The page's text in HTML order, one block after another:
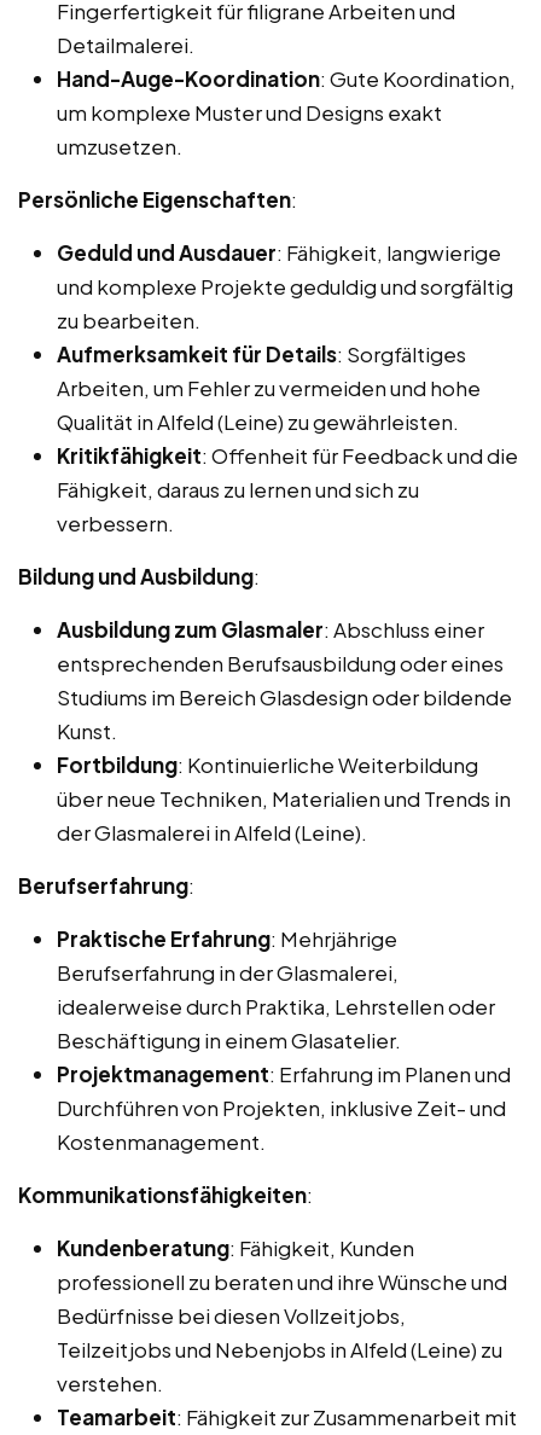
Fingerfertigkeit für filigrane Arbeiten und
Detailmalerei.
Hand-Auge-Koordination: Gute Koordination,
um komplexe Muster und Designs exakt
umzusetzen.
Persönliche Eigenschaften:
Geduld und Ausdauer: Fähigkeit, langwierige
und komplexe Projekte geduldig und sorgfältig
zu bearbeiten.
Aufmerksamkeit für Details: Sorgfältiges
Arbeiten, um Fehler zu vermeiden und hohe
Qualität in Alfeld (Leine) zu gewährleisten.
Kritikfähigkeit: Offenheit für Feedback und die
Fähigkeit, daraus zu lernen und sich zu
verbessern.
Bildung und Ausbildung:
Ausbildung zum Glasmaler: Abschluss einer
entsprechenden Berufsausbildung oder eines
Studiums im Bereich Glasdesign oder bildende
Kunst.
Fortbildung: Kontinuierliche Weiterbildung
über neue Techniken, Materialien und Trends in
der Glasmalerei in Alfeld (Leine).
Berufserfahrung:
Praktische Erfahrung: Mehrjährige
Berufserfahrung in der Glasmalerei,
idealerweise durch Praktika, Lehrstellen oder
Beschäftigung in einem Glasatelier.
Projektmanagement: Erfahrung im Planen und
Durchführen von Projekten, inklusive Zeit- und
Kostenmanagement.
Kommunikationsfähigkeiten:
Kundenberatung: Fähigkeit, Kunden
professionell zu beraten und ihre Wünsche und
Bedürfnisse bei diesen Vollzeitjobs,
Teilzeitjobs und Nebenjobs in Alfeld (Leine) zu
verstehen.
Teamarbeit: Fähigkeit zur Zusammenarbeit mit